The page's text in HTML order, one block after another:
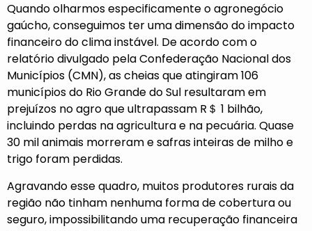
Quando olharmos especificamente o agronegócio
gaúcho, conseguimos ter uma dimensão do impacto
financeiro do clima instável. De acordo com o
relatório divulgado pela Confederação Nacional dos
Municípios (CMN), as cheias que atingiram 106
municípios do Rio Grande do Sul resultaram em
prejuízos no agro que ultrapassam R＄ 1 bilhão,
incluindo perdas na agricultura e na pecuária. Quase
30 mil animais morreram e safras inteiras de milho e
trigo foram perdidas.
Agravando esse quadro, muitos produtores rurais da
região não tinham nenhuma forma de cobertura ou
seguro, impossibilitando uma recuperação financeira